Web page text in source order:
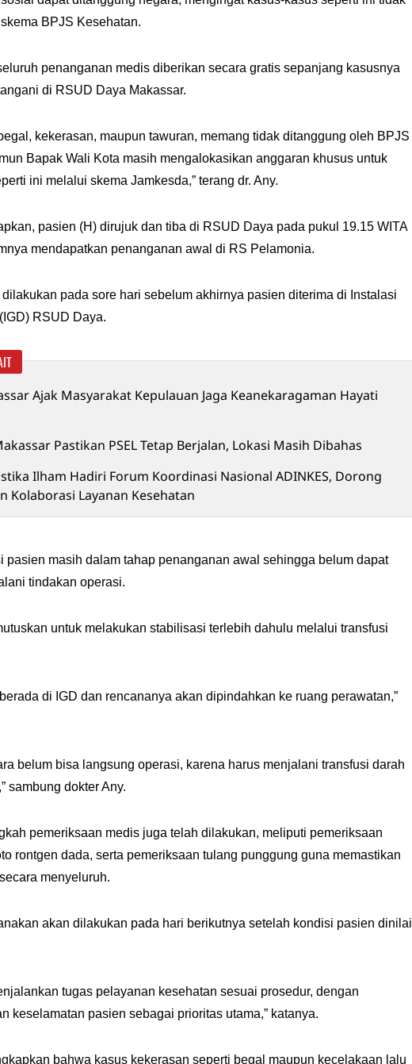
BPJS Kesehatan.
penanganan medis diberikan secara gratis sepanjang kasusnya
di RSUD Daya Makassar.
kekerasan, maupun tawuran, memang tidak ditanggung oleh BPJS
Bapak Wali Kota masih mengalokasikan anggaran khusus untuk
ini melalui skema Jamkesda,” terang dr. Any.
pasien (H) dirujuk dan tiba di RSUD Daya pada pukul 19.15 WITA
mendapatkan penanganan awal di RS Pelamonia.
pada sore hari sebelum akhirnya pasien diterima di Instalasi
RSUD Daya.
Ajak Masyarakat Kepulauan Jaga Keanekaragaman Hayati
Pastikan PSEL Tetap Berjalan, Lokasi Masih Dibahas
Ilham Hadiri Forum Koordinasi Nasional ADINKES, Dorong
Kolaborasi Layanan Kesehatan
pasien masih dalam tahap penanganan awal sehingga belum dapat
tindakan operasi.
untuk melakukan stabilisasi terlebih dahulu melalui transfusi
di IGD dan rencananya akan dipindahkan ke ruang perawatan,”
belum bisa langsung operasi, karena harus menjalani transfusi darah
sambung dokter Any.
pemeriksaan medis juga telah dilakukan, meliputi pemeriksaan
rontgen dada, serta pemeriksaan tulang punggung guna memastikan
menyeluruh.
akan dilakukan pada hari berikutnya setelah kondisi pasien dinilai
tugas pelayanan kesehatan sesuai prosedur, dengan
keselamatan pasien sebagai prioritas utama,” katanya.
bahwa kasus kekerasan seperti begal maupun kecelakaan lalu